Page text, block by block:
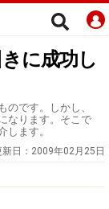
に成功し
のです。しかし、
なります。そこで
します。
日： 2009年02月25日